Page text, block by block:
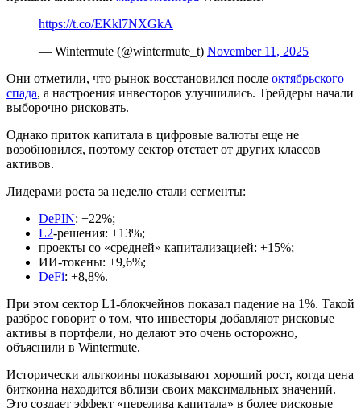
https://t.co/EKkl7NXGkA
— Wintermute (@wintermute_t) November 11, 2025
Они отметили, что рынок восстановился после октябрьского
спада, а настроения инвесторов улучшились. Трейдеры начали
выборочно рисковать.
Однако приток капитала в цифровые валюты еще не
возобновился, поэтому сектор отстает от других классов
активов.
Лидерами роста за неделю стали сегменты:
DePIN: +22%;
L2-решения: +13%;
проекты со «средней» капитализацией: +15%;
ИИ-токены: +9,6%;
DeFi: +8,8%.
При этом сектор L1-блокчейнов показал падение на 1%. Такой
разброс говорит о том, что инвесторы добавляют рисковые
активы в портфели, но делают это очень осторожно,
объяснили в Wintermute.
Исторически альткоины показывают хороший рост, когда цена
биткоина находится вблизи своих максимальных значений.
Это создает эффект «перелива капитала» в более рисковые